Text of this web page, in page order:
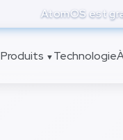
AtomOS est
Produits ▼ Technologie